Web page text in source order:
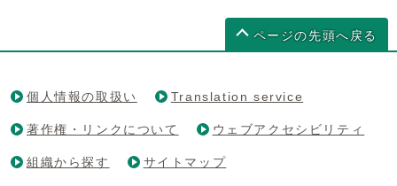
ページの先頭へ戻る
個人情報の取扱い Translation service
著作権・リンクについて ウェブアクセシビリティ
組織から探す サイトマップ